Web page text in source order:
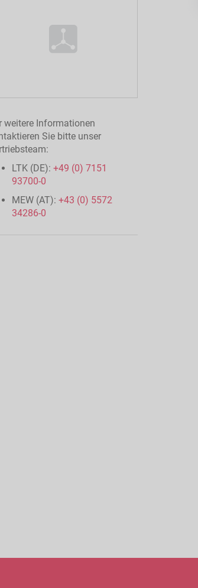
weitere Informationen
Sie bitte unser
LTK (DE):+49 (0) 7151
93700-0
MEW (AT):+43 (0) 5572
34286-0